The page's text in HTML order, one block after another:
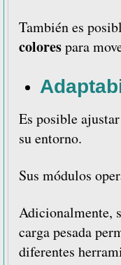
También es
colorespara
Es posible
su entorno.
Sus módulos
Adicionalmente,
carga pesada
diferentes